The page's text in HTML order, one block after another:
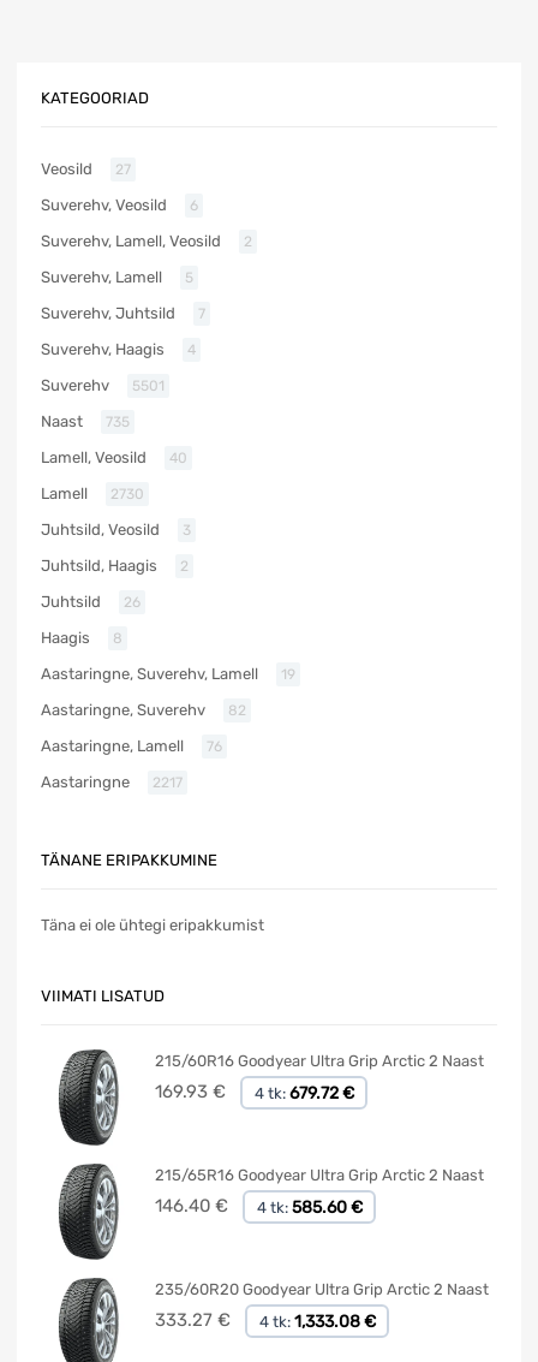
KATEGOORIAD
Veosild 27
Suverehv, Veosild 6
Suverehv, Lamell, Veosild 2
Suverehv, Lamell 5
Suverehv, Juhtsild 7
Suverehv, Haagis 4
Suverehv 5501
Naast 735
Lamell, Veosild 40
Lamell 2730
Juhtsild, Veosild 3
Juhtsild, Haagis 2
Juhtsild 26
Haagis 8
Aastaringne, Suverehv, Lamell 19
Aastaringne, Suverehv 82
Aastaringne, Lamell 76
Aastaringne 2217
TÄNANE ERIPAKKUMINE
Täna ei ole ühtegi eripakkumist
VIIMATI LISATUD
215/60R16 Goodyear Ultra Grip Arctic 2 Naast
169.93 € 4 tk: 679.72 €
215/65R16 Goodyear Ultra Grip Arctic 2 Naast
146.40 € 4 tk: 585.60 €
235/60R20 Goodyear Ultra Grip Arctic 2 Naast
333.27 € 4 tk: 1,333.08 €